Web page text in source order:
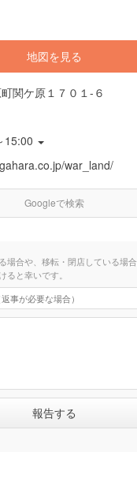
地図を見る
関ケ原１７０１-６
15:00
war_land/
Googleで検索
場合や、移転・閉店している場
ると幸いです。